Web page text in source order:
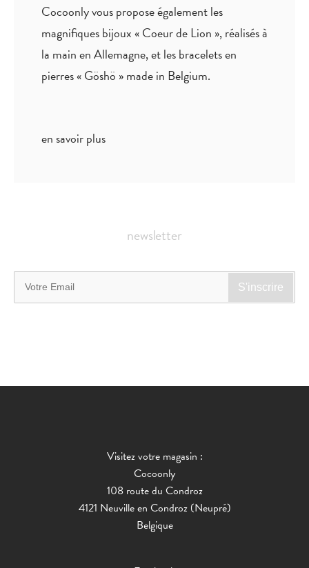
Cocoonly vous propose également les
magnifiques bijoux « Coeur de Lion », réalisés à
la main en Allemagne, et les bracelets en
pierres « Göshö » made in Belgium.
en savoir plus
newsletter
Visitez votre magasin :
Cocoonly
108 route du Condroz
4121 Neuville en Condroz (Neupré)
Belgique